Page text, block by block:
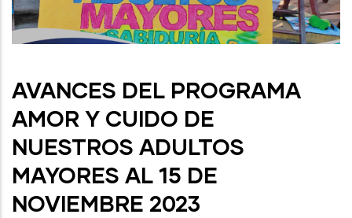
AVANCES DEL PROGRAMA
AMOR Y CUIDO DE
NUESTROS ADULTOS
MAYORES AL 15 DE
NOVIEMBRE 2023